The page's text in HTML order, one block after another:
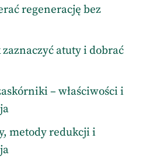
regenerację bez
atuty i dobrać
– właściwości i
metody redukcji i